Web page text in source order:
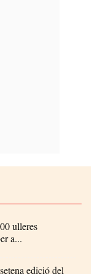
ulleres
a...
edició del